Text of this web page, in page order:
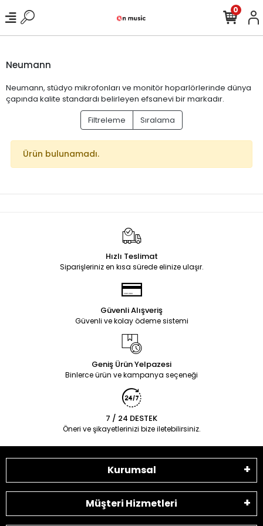
0
Neumann
Neumann, stüdyo mikrofonları ve monitör hoparlörlerinde dünya
çapında kalite standardı belirleyen efsanevi bir markadır.
Filtreleme
Sıralama
Ürün bulunamadı.
Hızlı Teslimat
Siparişleriniz en kısa sürede elinize ulaşır.
Güvenli Alışveriş
Güvenli ve kolay ödeme sistemi
Geniş Ürün Yelpazesi
Binlerce ürün ve kampanya seçeneği
7 / 24 DESTEK
Öneri ve şikayetlerinizi bize iletebilirsiniz.
Kurumsal
Müşteri Hizmetleri